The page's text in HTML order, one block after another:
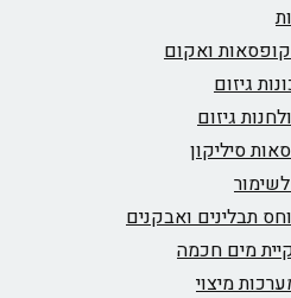
ואקום
גיזום
גיזום
סיליקון
תבלינים ואבקנים
מים חכמה
מיצוי